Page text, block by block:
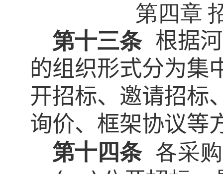
第四章
第十三条 根据
的组织形式分为集
开招标、邀请招标
询价、框架协议等
第十四条 各采